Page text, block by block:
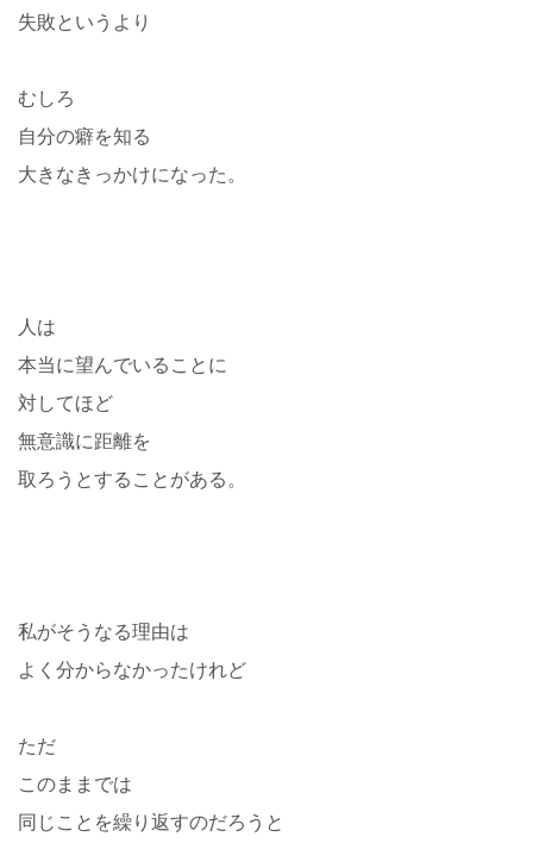
失敗というより
むしろ
自分の癖を知る
大きなきっかけになった。
人は
本当に望んでいることに
対してほど
無意識に距離を
取ろうとすることがある。
私がそうなる理由は
よく分からなかったけれど
ただ
このままでは
同じことを繰り返すのだろうと